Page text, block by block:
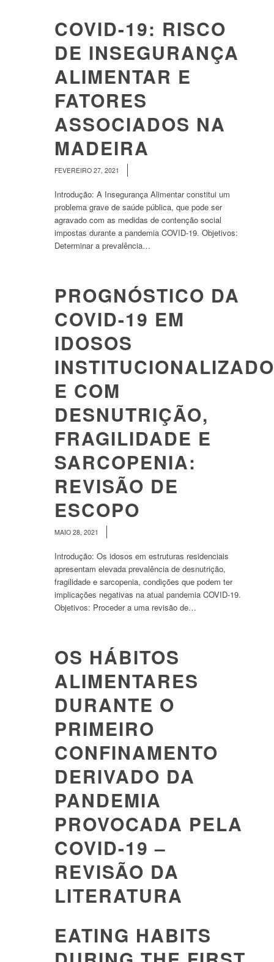
COVID-19: RISCO
DE INSEGURANÇA
ALIMENTAR E
FATORES
ASSOCIADOS NA
MADEIRA
FEVEREIRO 27, 2021
Introdução: A Insegurança Alimentar constitui um
problema grave de saúde pública, que pode ser
agravado com as medidas de contenção social
impostas durante a pandemia COVID-19. Objetivos:
Determinar a prevalência…
PROGNÓSTICO DA
COVID-19 EM
IDOSOS
E COM
DESNUTRIÇÃO,
FRAGILIDADE E
SARCOPENIA:
REVISÃO DE
ESCOPO
MAIO 28, 2021
Introdução: Os idosos em estruturas residenciais
apresentam elevada prevalência de desnutrição,
fragilidade e sarcopenia, condições que podem ter
implicações negativas na atual pandemia COVID-19.
Objetivos: Proceder a uma revisão de…
OS HÁBITOS
ALIMENTARES
DURANTE O
PRIMEIRO
CONFINAMENTO
DERIVADO DA
PANDEMIA
PROVOCADA PELA
COVID-19 –
REVISÃO DA
LITERATURA
EATING HABITS